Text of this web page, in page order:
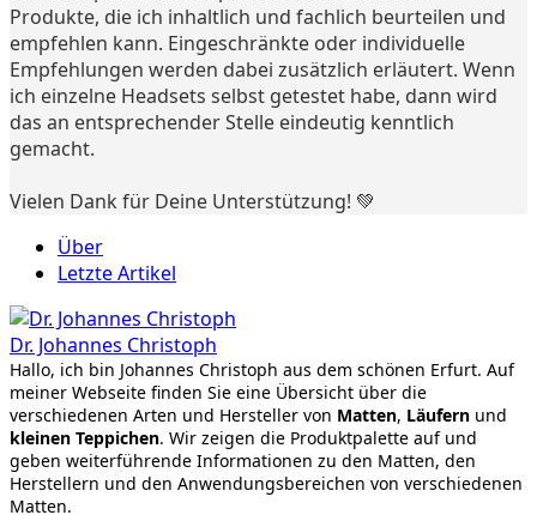
Produkte, die ich inhaltlich und fachlich beurteilen und
empfehlen kann. Eingeschränkte oder individuelle
Empfehlungen werden dabei zusätzlich erläutert. Wenn
ich einzelne Headsets selbst getestet habe, dann wird
das an entsprechender Stelle eindeutig kenntlich
gemacht.
Vielen Dank für Deine Unterstützung! 💚
Über
Letzte Artikel
Dr. Johannes Christoph
Hallo, ich bin Johannes Christoph aus dem schönen Erfurt. Auf
meiner Webseite finden Sie eine Übersicht über die
verschiedenen Arten und Hersteller von Matten, Läufern und
kleinen Teppichen. Wir zeigen die Produktpalette auf und
geben weiterführende Informationen zu den Matten, den
Herstellern und den Anwendungsbereichen von verschiedenen
Matten.